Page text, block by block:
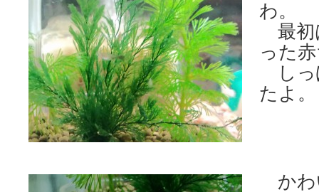
わ。
最初
った
しっ
たよ。
かわ